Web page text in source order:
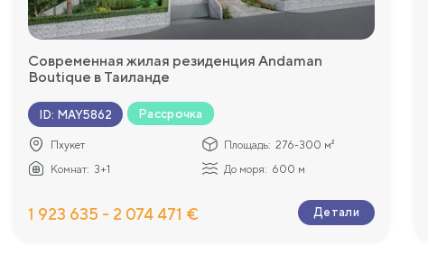
Современная жилая резиденция Andaman
Boutique в Таиланде
ID: MAY5862 Рассрочка
Пхукет Площадь: 276-300 м²
Комнат: 3+1 До моря: 600 м
1 923 635 - 2 074 471 € Детали